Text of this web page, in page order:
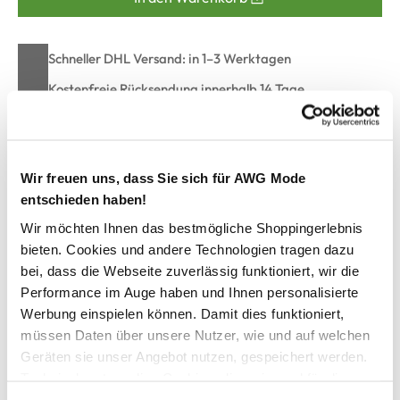
Wir freuen uns, dass Sie sich für AWG Mode
entschieden haben!
Wir möchten Ihnen das bestmögliche Shoppingerlebnis
bieten. Cookies und andere Technologien tragen dazu
bei, dass die Webseite zuverlässig funktioniert, wir die
Performance im Auge haben und Ihnen personalisierte
Werbung einspielen können. Damit dies funktioniert,
müssen Daten über unsere Nutzer, wie und auf welchen
Geräten sie unser Angebot nutzen, gespeichert werden.
Schneller DHL Versand: in 1–3 Werktagen
Kostenfreie Rücksendung innerhalb 14 Tage
Kostenlose Filiallieferung in Ihre Wunschfiliale
Herren T-Shirt mit Streifenpartie
Bequemes T-Shirt von Jim Spencer
Runder Ausschnitt
Streifenpartie über der Brust